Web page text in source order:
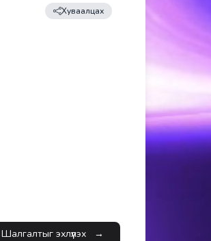
Хуваалцах
Шалгалтыг эхлүүлэх →